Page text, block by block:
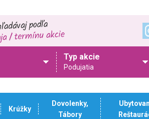
Typ akcie
Podujatia
Krúžky
Dovolenky,
Tábory